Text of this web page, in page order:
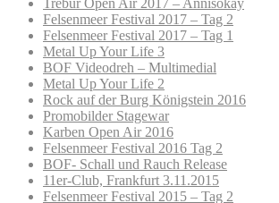
Trebur Open Air 2017 – Annisokay
Felsenmeer Festival 2017 – Tag 2
Felsenmeer Festival 2017 – Tag 1
Metal Up Your Life 3
BOF Videodreh – Multimedial
Metal Up Your Life 2
Rock auf der Burg Königstein 2016
Promobilder Stagewar
Karben Open Air 2016
Felsenmeer Festival 2016 Tag 2
BOF- Schall und Rauch Release
11er-Club, Frankfurt 3.11.2015
Felsenmeer Festival 2015 – Tag 2